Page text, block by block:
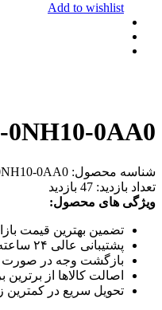
Add to wishlist
0NH10-0AA0
شناسه محصول: 0AA0
تعداد بازدید: 47 بازدید
ویژگی های محصول:
تضمین بهترین قیمت
پشتیبانی عالی ۲۴ ساعته، ۷ روز هفته
بازگشت وجه در
اصالت کالاها از برترین
تحویل سریع در